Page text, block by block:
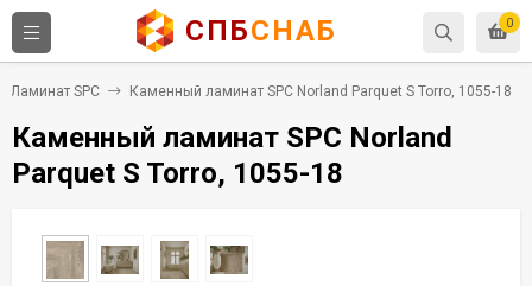
0
СПБСНАБ
Ламинат SPC Каменный ламинат SPC Norland Parquet S Torro, 1055-18
Каменный ламинат SPC Norland
Parquet S Torro, 1055-18